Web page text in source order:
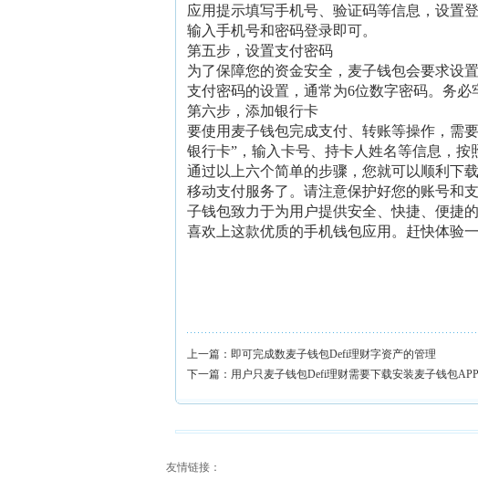
应用提示填写手机号、验证码等信息，设置
输入手机号和密码登录即可。
第五步，设置支付密码
为了保障您的资金安全，麦子钱包会要求设
支付密码的设置，通常为6位数字密码。务必
第六步，添加银行卡
要使用麦子钱包完成支付、转账等操作，需
银行卡”，输入卡号、持卡人姓名等信息，按
通过以上六个简单的步骤，您就可以顺利下
移动支付服务了。请注意保护好您的账号和
子钱包致力于为用户提供安全、快捷、便捷
喜欢上这款优质的手机钱包应用。赶快体验一
上一篇： 即可完成数麦子钱包Defi理财字资产的管理
下一篇： 用户只麦子钱包Defi理财需要下载安装麦子钱包APP
友情链接：